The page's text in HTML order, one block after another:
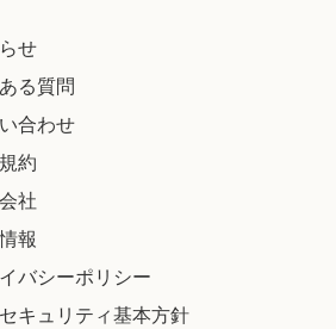
せ
る質問
合わせ
約
社
報
バシーポリシー
キュリティ基本方針